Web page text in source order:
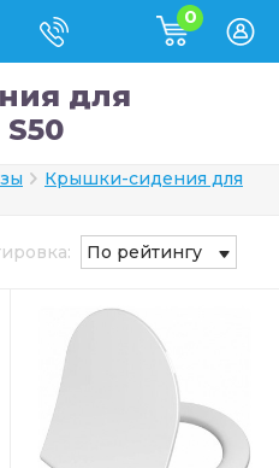
0
для
Крышки-сидения для
По рейтингу